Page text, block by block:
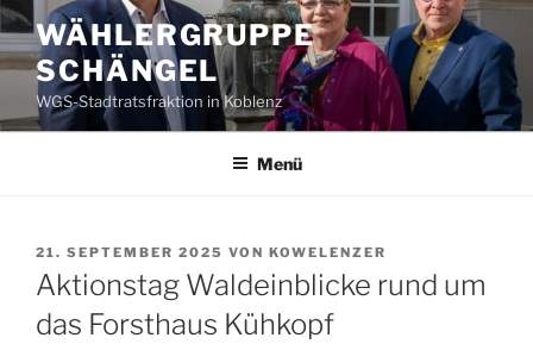
Zum
Inhalt
springen
WÄHLERGRUPPE
SCHÄNGEL
WGS-Stadtratsfraktion in Koblenz
Menü
VERÖFFENTLICHT
AM
21. SEPTEMBER 2025 VON KOWELENZER
Aktionstag Waldeinblicke rund um
das Forsthaus Kühkopf